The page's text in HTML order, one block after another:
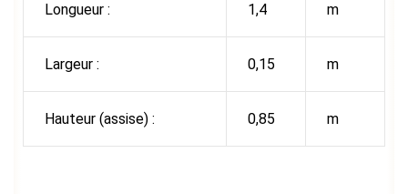
Longueur : 1,4 m
Largeur : 0,15 m
Hauteur (assise) : 0,85 m